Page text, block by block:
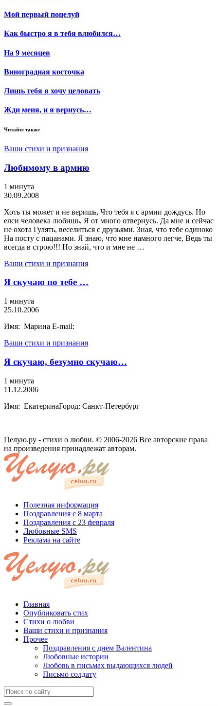
Мой первый поцелуй
Как быстро я в тебя влюбился…
На 9 месяцев
Виноградная косточка
Лишь тебя я хочу целовать
Жди меня, и я вернусь…
Читайте также
Ваши стихи и признания
Любимому в армию
1 минута
30.09.2008
Хоть ты может и не веришь, Что тебя я с армии дождусь. Но
елси человека любишь, Я от много отвернусь. Да мне и сейчас
не охота Гулять, веселиться с друзьями. Зная, что тебе одиноко
На посту с пацанами. Я знаю, что мне намного легче, Ведь ты
всегда в строю!!! Но знай, что и мне не …
Ваши стихи и признания
Я скучаю по тебе …
1 минута
25.10.2006
Имя: Марина E-mail:
Ваши стихи и признания
Я скучаю, безумно скучаю…
1 минута
11.12.2006
Имя: ЕкатеринаГород: Санкт-Петербург
Целую.ру - стихи о любви. © 2006-2026 Все авторские права
на произведения принадлежат авторам.
Полезная информация
Поздравления с 8 марта
Поздравления с 23 февраля
Любовные SMS
Реклама на сайте
Главная
Опубликовать стих
Стихи о любви
Ваши стихи и признания
Прочее
Поздравления с днем Валентина
Любовные истории
Любовь в письмах выдающихся людей
Письмо солдату